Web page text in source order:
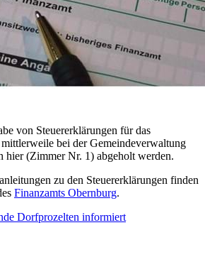
von Steuererklärungen für das
bei der Gemeindeverwaltung
hier (Zimmer Nr. 1) abgeholt werden.
zu den Steuererklärungen finden
Finanzamts Obernburg.
Dorfprozelten informiert